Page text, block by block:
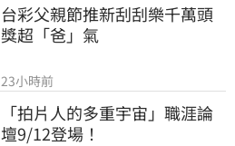
台彩父親節推新刮刮樂千萬頭
獎超「爸」氣
23小時前
「拍片人的多重宇宙」職涯論
壇9/12登場！